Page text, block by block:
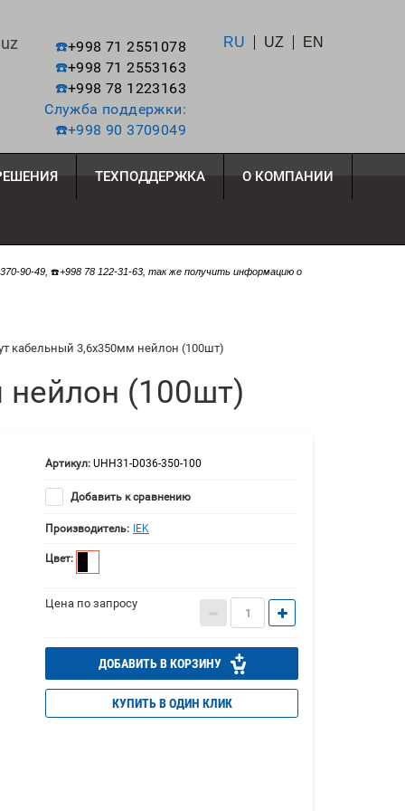
☎️+998 71 2551078
☎️+998 71 2553163
☎️+998 78 1223163
Служба поддержки:
☎️+998 90 3709049
RU UZ EN
ТЕХПОДДЕРЖКА О КОМПАНИИ
90-49, ☎️+998 78 122-31-63, так же получить информацию о
кабельный 3,6х350мм нейлон (100шт)
(100шт)
Артикул: UHH31-D036-350-100
Добавить к сравнению
Производитель: IEK
Цвет:
Цена по запросу
ДОБАВИТЬ В КОРЗИНУ
КУПИТЬ В ОДИН КЛИК